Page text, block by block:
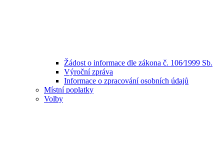
Žádost o informace dle zákona č. 106⁄1999 Sb.
Výroční zpráva
Informace o zpracování osobních údajů
Místní poplatky
Volby